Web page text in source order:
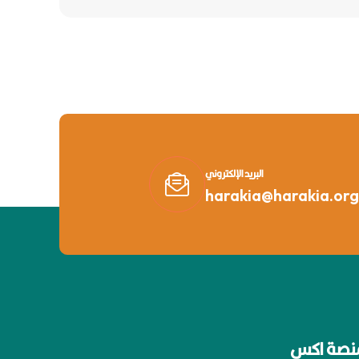
البريد الإلكتروني
اكس